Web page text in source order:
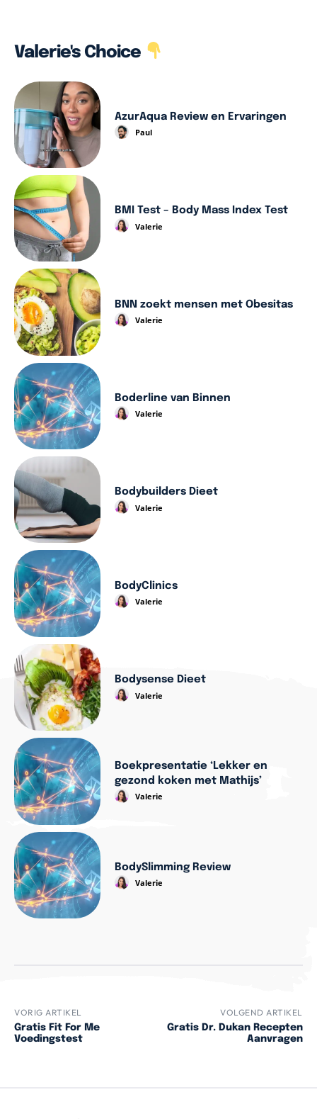
Valerie's Choice
AzurAqua Review en Ervaringen
Paul
BMI Test – Body Mass Index Test
Valerie
BNN zoekt mensen met Obesitas
Valerie
Boderline van Binnen
Valerie
Bodybuilders Dieet
Valerie
BodyClinics
Valerie
Bodysense Dieet
Valerie
Boekpresentatie ‘Lekker en
gezond koken met Mathijs’
Valerie
BodySlimming Review
Valerie
VORIG ARTIKEL
Gratis Fit For Me
Voedingstest
VOLGEND ARTIKEL
Gratis Dr. Dukan Recepten
Aanvragen